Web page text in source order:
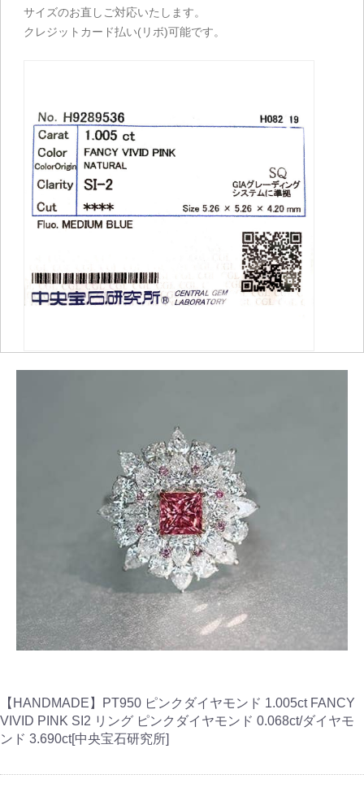
サイズのお直しご対応いたします。
クレジットカード払い(リボ)可能です。
【HANDMADE】PT950 ピンクダイヤモンド 1.005ct FANCY
VIVID PINK SI2 リング ピンクダイヤモンド 0.068ct/ダイヤモ
ンド 3.690ct[中央宝石研究所]